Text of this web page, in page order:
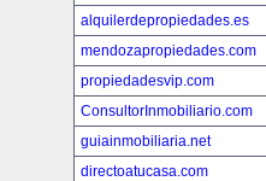
alquilerdepropiedades.es
mendozapropiedades.com
propiedadesvip.com
ConsultorInmobiliario.com
guiainmobiliaria.net
directoatucasa.com